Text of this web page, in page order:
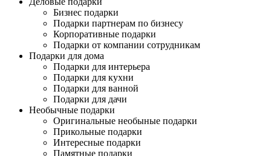
Бизнес подарки
Подарки партнерам по бизнесу
Корпоративные подарки
Подарки от компании сотрудникам
Подарки для дома
Подарки для интерьера
Подарки для кухни
Подарки для ванной
Подарки для дачи
Необычные подарки
Оригинальные необыные подарки
Прикольные подарки
Интересные подарки
Памятные подарки